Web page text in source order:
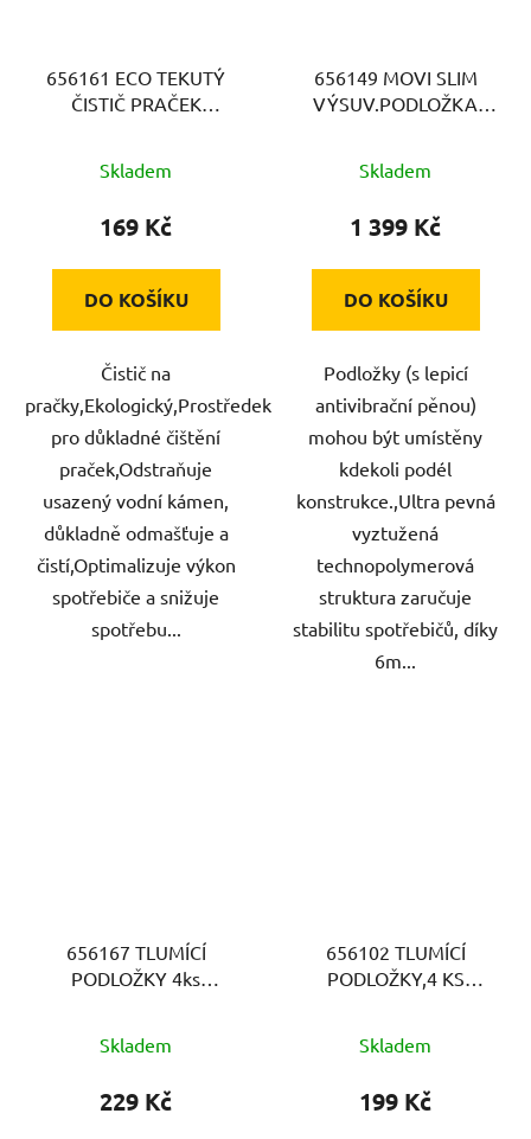
656161 ECO TEKUTÝ
ČISTIČ PRAČEK
Skladem
169 Kč
DO KOŠÍKU
Čistič na
pračky,Ekologický,Prostředek
pro důkladné čištění
praček,Odstraňuje
usazený vodní kámen,
důkladně odmašťuje a
čistí,Optimalizuje výkon
spotřebiče a snižuje
spotřebu...
656149 MOVI SLIM
VÝSUV.PODLOŽKA
Skladem
1 399 Kč
DO KOŠÍKU
Podložky (s lepicí
antivibrační pěnou)
mohou být umístěny
kdekoli podél
konstrukce.,Ultra pevná
vyztužená
technopolymerová
struktura zaručuje
stabilitu spotřebičů, díky
6m...
656167 TLUMÍCÍ
PODLOŽKY 4ks
Skladem
229 Kč
656102 TLUMÍCÍ
PODLOŽKY,4 KS
Skladem
199 Kč